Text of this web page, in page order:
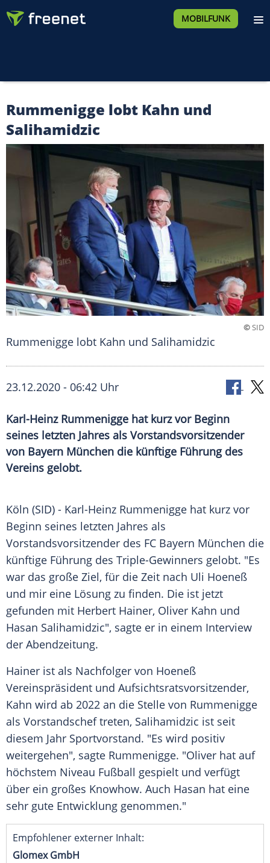
MOBILFUNK
Rummenigge lobt Kahn und
Salihamidzic
©SID
Rummenigge lobt Kahn und Salihamidzic
23.12.2020 - 06:42 Uhr
Karl-Heinz Rummenigge hat kurz vor Beginn
seines letzten Jahres als Vorstandsvorsitzender
von Bayern München die künftige Führung des
Vereins gelobt.
Köln (SID) - Karl-Heinz Rummenigge hat kurz vor
Beginn seines letzten Jahres als
Vorstandsvorsitzender des FC Bayern München die
künftige Führung des Triple-Gewinners gelobt. "Es
war das große Ziel, für die Zeit nach Uli Hoeneß
und mir eine Lösung zu finden. Die ist jetzt
gefunden mit Herbert Hainer, Oliver Kahn und
Hasan Salihamidzic", sagte er in einem Interview
der Abendzeitung.
Hainer ist als Nachfolger von Hoeneß
Vereinspräsident und Aufsichtsratsvorsitzender,
Kahn wird ab 2022 an die Stelle von Rummenigge
als Vorstandschef treten, Salihamidzic ist seit
diesem Jahr Sportvorstand. "Es wird positiv
weitergehen", sagte Rummenigge. "Oliver hat auf
höchstem Niveau Fußball gespielt und verfügt
über ein großes Knowhow. Auch Hasan hat eine
sehr gute Entwicklung genommen."
Empfohlener externer Inhalt:
Glomex GmbH